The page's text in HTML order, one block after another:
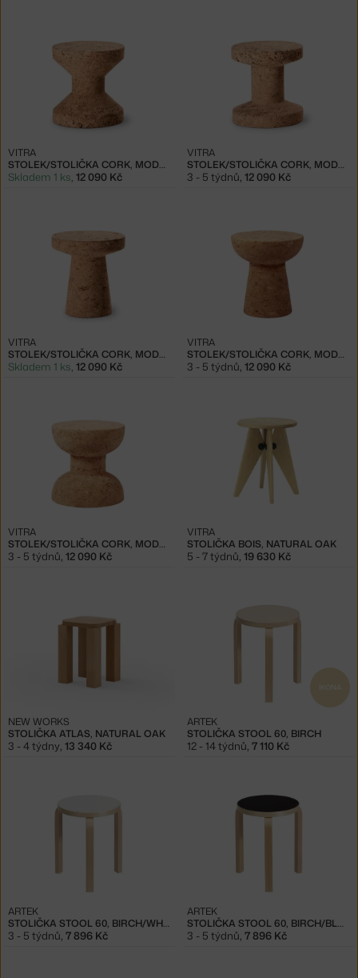
STOLEK/STOLIČKA CORK, MODEL A
VITRA
Skladem 1 ks, 12 090 Kč
STOLEK/STOLIČKA CORK, MODEL B
VITRA
3 - 5 týdnů, 12 090 Kč
STOLEK/STOLIČKA CORK, MODEL C
VITRA
Skladem 1 ks, 12 090 Kč
STOLEK/STOLIČKA CORK, MODEL D
VITRA
3 - 5 týdnů, 12 090 Kč
STOLEK/STOLIČKA CORK, MODEL E
VITRA
3 - 5 týdnů, 12 090 Kč
STOLIČKA BOIS, NATURAL OAK
VITRA
5 - 7 týdnů, 19 630 Kč
STOLIČKA ATLAS, NATURAL OAK
NEW WORKS
3 - 4 týdny, 13 340 Kč
IKONA
STOLIČKA STOOL 60, BIRCH
ARTEK
12 - 14 týdnů, 7 110 Kč
STOLIČKA STOOL 60, BIRCH/WHITE
ARTEK
3 - 5 týdnů, 7 896 Kč
STOLIČKA STOOL 60, BIRCH/BLACK
ARTEK
3 - 5 týdnů, 7 896 Kč